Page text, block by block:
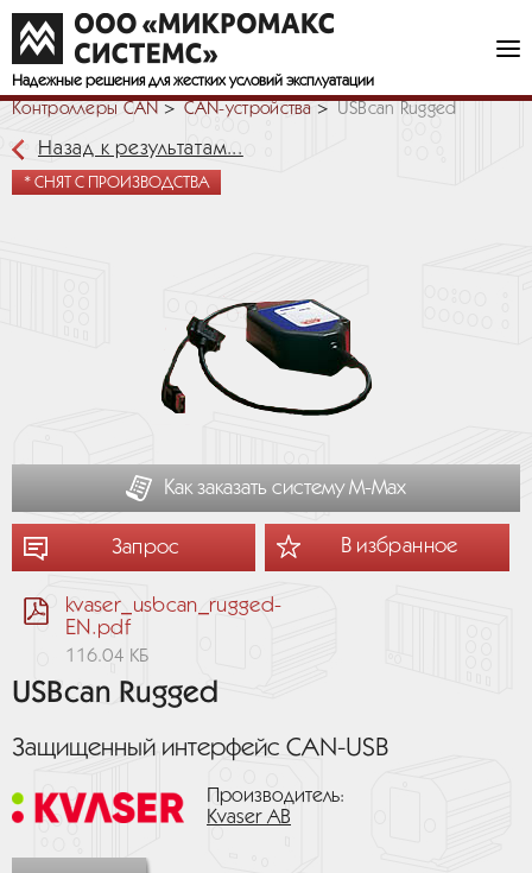
Надежные решения для жестких условий эксплуатации
Контроллеры CAN СAN-устройства USBcan Rugged
Назад к результатам...
* СНЯТ С ПРОИЗВОДСТВА
Как заказать систему М-Мах
Запрос В избранное
kvaser_usbcan_rugged-
EN.pdf
116.04 КБ
USBcan Rugged
Защищенный интерфейс CAN-USB
Производитель:
Kvaser AB